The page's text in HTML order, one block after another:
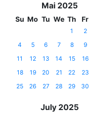
Mai 2025
Su Mo Tu We Th Fr
1 2
4
5 6 7 8 9
11
12 13 14 15 16
18
19 20 21 22 23
25
26 27 28 29 30
July 2025